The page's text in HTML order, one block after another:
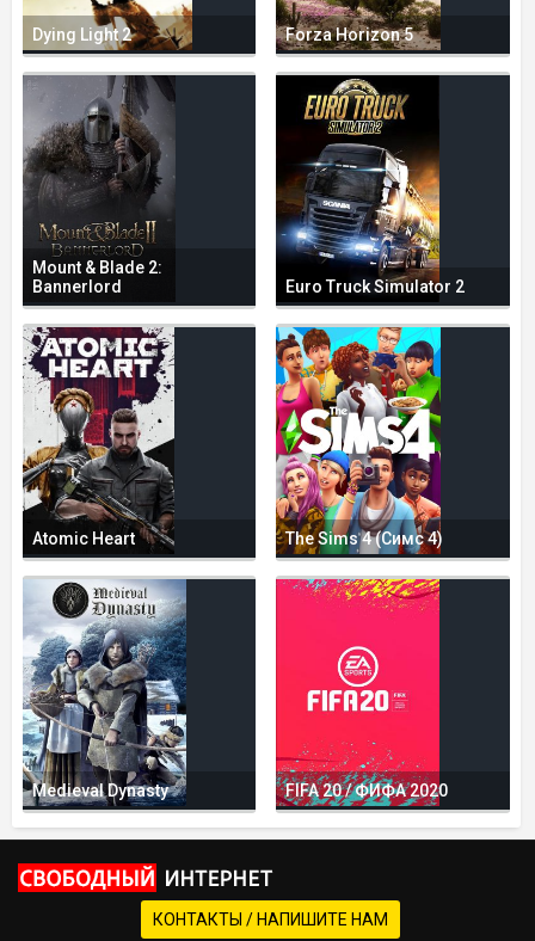
Dying Light 2 Forza Horizon 5
Mount & Blade 2:
Bannerlord
Euro Truck Simulator 2
Atomic Heart The Sims 4 (Симс 4)
Medieval Dynasty FIFA 20 / ФИФА 2020
КОНТАКТЫ / НАПИШИТЕ НАМ